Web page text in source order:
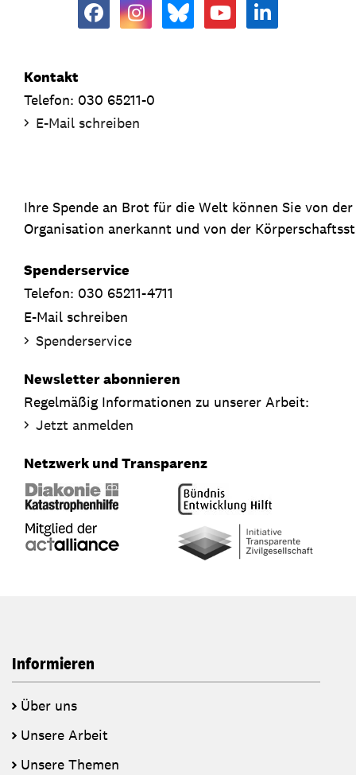
Kontakt
Telefon: 030 65211-0
E-Mail schreiben
Ihre Spende an Brot für die Welt können Sie von
Organisation anerkannt und von der
Spenderservice
Telefon: 030 65211-4711
E-Mail schreiben
Spenderservice
Newsletter abonnieren
Regelmäßig Informationen zu unserer Arbeit:
Jetzt anmelden
Netzwerk und Transparenz
Informieren
Über uns
Unsere Arbeit
Unsere Themen